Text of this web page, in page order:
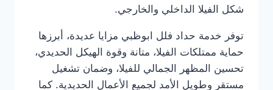
شكل الفيلا الداخلي والخارجي.
توفر خدمة حداد فلل ابوظبي مزايا عديدة، أبرزها
حماية ممتلكات الفيلا، متانة وقوة الهيكل الحديدي،
تحسين المظهر الجمالي للفيلا، وضمان تشغيل
مستقر وطويل الأمد لجميع الأعمال الحديدية. كما